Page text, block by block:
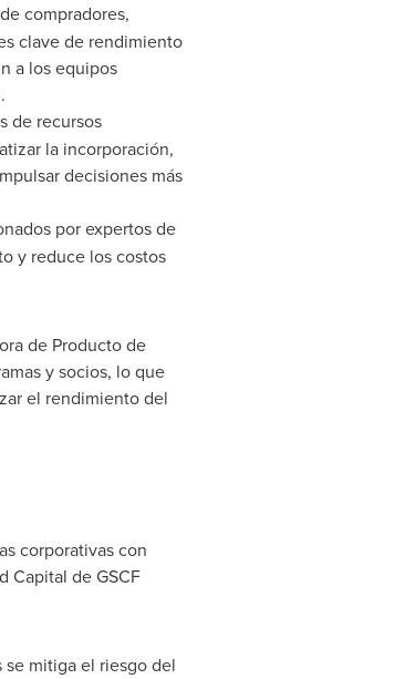
compradores,
clave de rendimiento
a los equipos
de recursos
la incorporación,
decisiones más
por expertos de
y reduce los costos
de Producto de
y socios, lo que
el rendimiento del
corporativas con
Capital de GSCF
se mitiga el riesgo del